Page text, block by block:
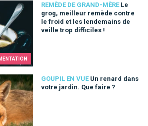
REMÈDE DE GRAND-MÈRE Le
grog, meilleur remède contre
le froid et les lendemains de
veille trop difficiles !
contre le froid et les lendemains
GOUPIL EN VUE Un renard dans
votre jardin. Que faire ?
jardin. Que faire ?